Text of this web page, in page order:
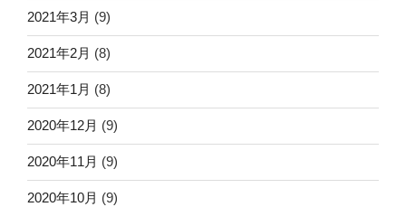
2021年3月 (9)
2021年2月 (8)
2021年1月 (8)
2020年12月 (9)
2020年11月 (9)
2020年10月 (9)